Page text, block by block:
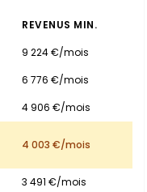
REVENUS MIN.
9 224 €/mois
6 776 €/mois
4 906 €/mois
4 003 €/mois
3 491 €/mois